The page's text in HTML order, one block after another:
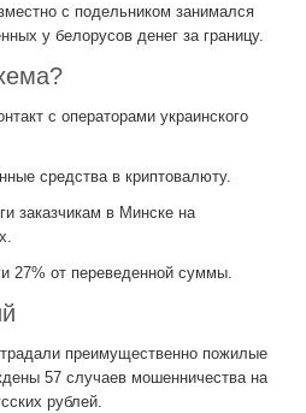
с подельником занимался
у белорусов денег за границу.
с операторами украинского
средства в криптовалюту.
заказчикам в Минске на
27% от переведенной суммы.
преимущественно пожилые
57 случаев мошенничества на
рублей.